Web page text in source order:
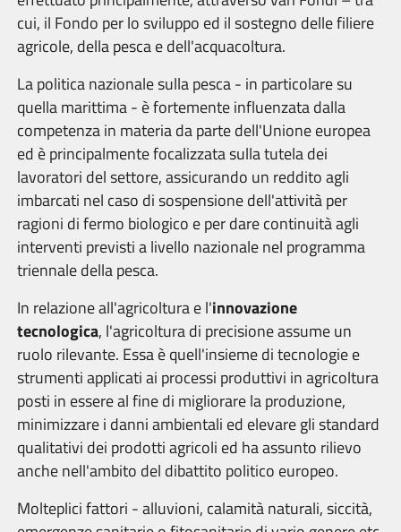
cui, il Fondo per lo sviluppo ed il sostegno delle filiere
agricole, della pesca e dell'acquacoltura.
La politica nazionale sulla pesca - in particolare su
quella marittima - è fortemente influenzata dalla
competenza in materia da parte dell'Unione europea
ed è principalmente focalizzata sulla tutela dei
lavoratori del settore, assicurando un reddito agli
imbarcati nel caso di sospensione dell'attività per
ragioni di fermo biologico e per dare continuità agli
interventi previsti a livello nazionale nel programma
triennale della pesca.
In relazione all'agricoltura e l'innovazione
tecnologica, l'agricoltura di precisione assume un
ruolo rilevante. Essa è quell'insieme di tecnologie e
strumenti applicati ai processi produttivi in agricoltura
posti in essere al fine di migliorare la produzione,
minimizzare i danni ambientali ed elevare gli standard
qualitativi dei prodotti agricoli ed ha assunto rilievo
anche nell'ambito del dibattito politico europeo.
Molteplici fattori - alluvioni, calamità naturali, siccità,